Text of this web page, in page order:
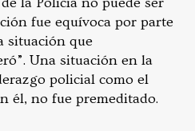
fue equívoca por parte
situación que
Una situación en la
policial como el
él, no fue premeditado.